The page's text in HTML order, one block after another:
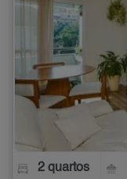
2 quartos